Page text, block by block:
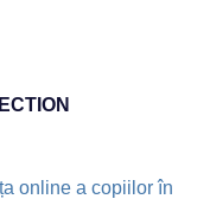
online a copiilor în